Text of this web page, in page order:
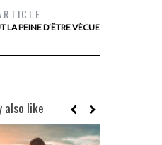
PEINE D’ÊTRE VÉCUE
also like